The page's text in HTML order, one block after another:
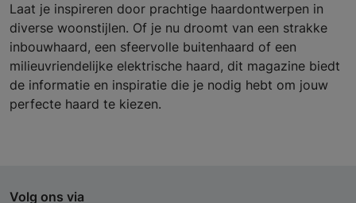
Laat je inspireren door prachtige haardontwerpen in
diverse woonstijlen. Of je nu droomt van een strakke
inbouwhaard, een sfeervolle buitenhaard of een
milieuvriendelijke elektrische haard, dit magazine biedt
de informatie en inspiratie die je nodig hebt om jouw
perfecte haard te kiezen.
Volg ons via